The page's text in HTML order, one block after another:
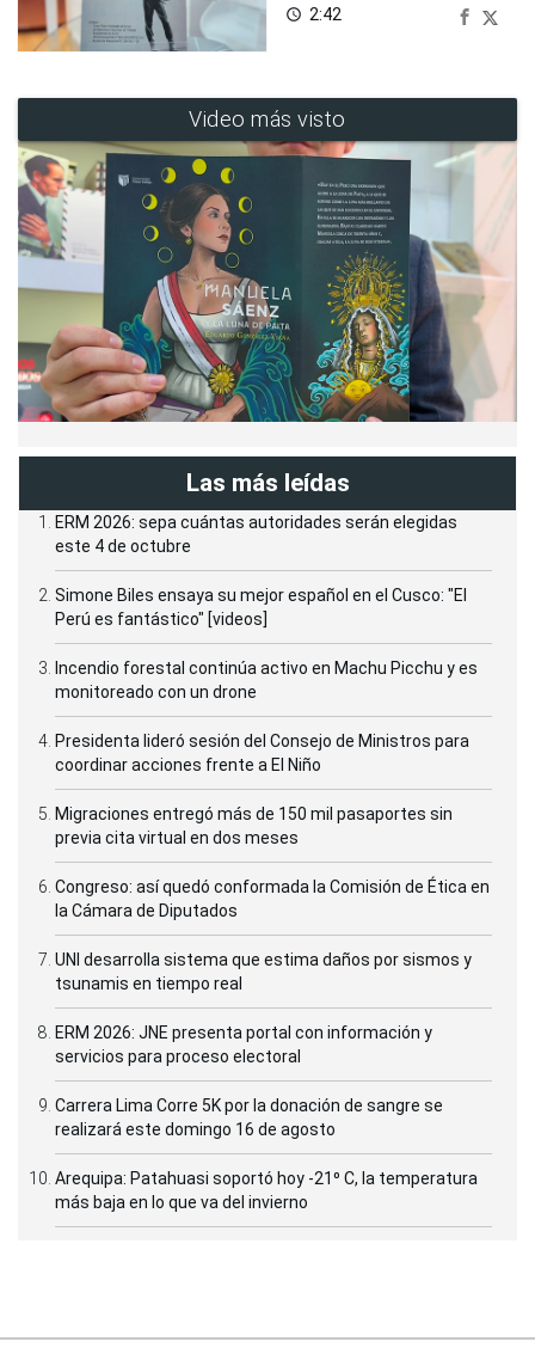
access_time 2:42
Video más visto
Las más leídas
ERM 2026: sepa cuántas autoridades serán elegidas
este 4 de octubre
Simone Biles ensaya su mejor español en el Cusco: "El
Perú es fantástico" [videos]
Incendio forestal continúa activo en Machu Picchu y es
monitoreado con un drone
Presidenta lideró sesión del Consejo de Ministros para
coordinar acciones frente a El Niño
Migraciones entregó más de 150 mil pasaportes sin
previa cita virtual en dos meses
Congreso: así quedó conformada la Comisión de Ética en
la Cámara de Diputados
UNI desarrolla sistema que estima daños por sismos y
tsunamis en tiempo real
ERM 2026: JNE presenta portal con información y
servicios para proceso electoral
Carrera Lima Corre 5K por la donación de sangre se
realizará este domingo 16 de agosto
Arequipa: Patahuasi soportó hoy -21⁰ C, la temperatura
más baja en lo que va del invierno